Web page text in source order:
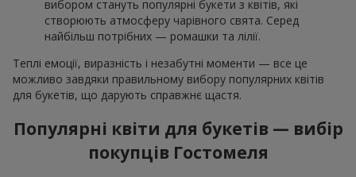
вибором стануть популярні букети з квітів, які
створюють атмосферу чарівного свята. Серед
найбільш потрібних — ромашки та лілії.
Теплі емоції, виразність і незабутні моменти — все це
можливо завдяки правильному вибору популярних квітів
для букетів, що дарують справжнє щастя.
Популярні квіти для букетів — вибір
покупців Гостомеля